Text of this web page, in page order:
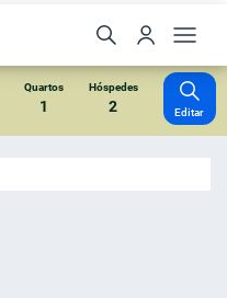
Quartos
1
Hóspedes
2 Editar